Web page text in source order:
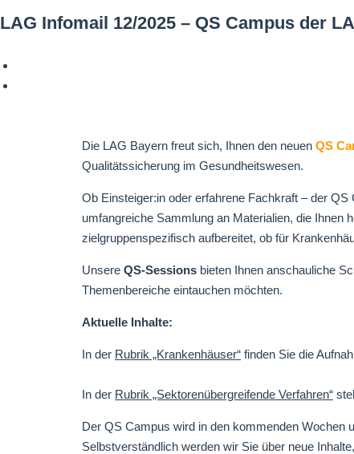
LAG Infomail 12/2025 – QS Campus der
Die LAG Bayern freut sich, Ihnen den neuen QS
Qualitätssicherung im Gesundheitswesen.
Ob Einsteiger:in oder erfahrene Fachkraft – der
umfangreiche Sammlung an Materialien, die Ihnen
zielgruppenspezifisch aufbereitet, ob für
Unsere QS-Sessions bieten Ihnen anschauliche
Themenbereiche eintauchen möchten.
Aktuelle Inhalte:
In der Rubrik „Krankenhäuser“ finden Sie die
In der Rubrik „Sektorenübergreifende Verfahren“
Der QS Campus wird in den kommenden Wochen
Selbstverständlich werden wir Sie über neue